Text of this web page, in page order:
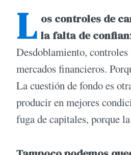
L os controles de
la falta de
Desdoblamiento, controles
mercados financieros.
La cuestión de fondo es
producir en mejores
fuga de capitales, porque